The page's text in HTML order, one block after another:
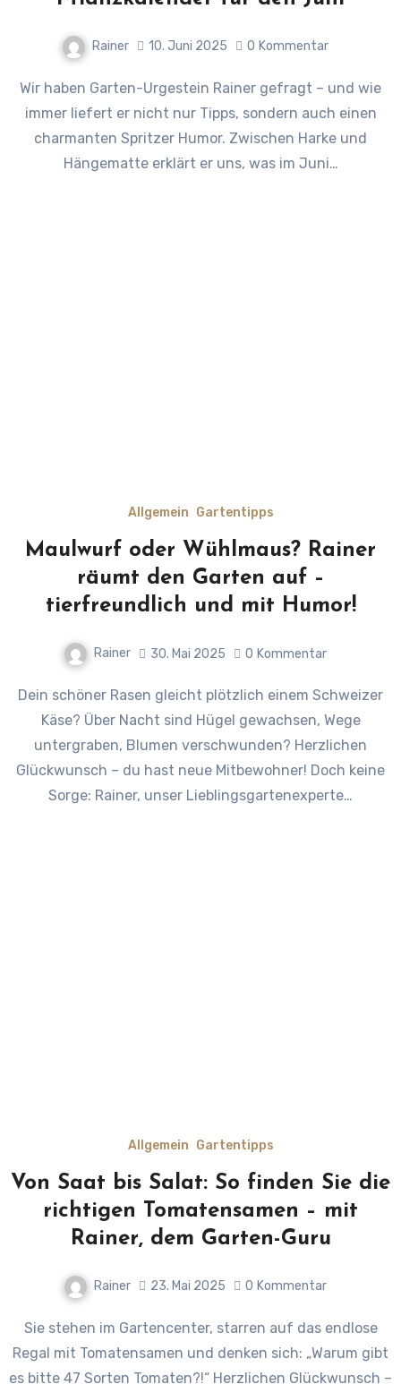
Rainer 10. Juni 2025 0 Kommentar
Wir haben Garten-Urgestein Rainer gefragt – und wie
immer liefert er nicht nur Tipps, sondern auch einen
charmanten Spritzer Humor. Zwischen Harke und
Hängematte erklärt er uns, was im Juni…
Allgemein Gartentipps
Maulwurf oder Wühlmaus? Rainer
räumt den Garten auf –
tierfreundlich und mit Humor!
Rainer 30. Mai 2025 0 Kommentar
Dein schöner Rasen gleicht plötzlich einem Schweizer
Käse? Über Nacht sind Hügel gewachsen, Wege
untergraben, Blumen verschwunden? Herzlichen
Glückwunsch – du hast neue Mitbewohner! Doch keine
Sorge: Rainer, unser Lieblingsgartenexperte…
Allgemein Gartentipps
Von Saat bis Salat: So finden Sie die
richtigen Tomatensamen – mit
Rainer, dem Garten-Guru
Rainer 23. Mai 2025 0 Kommentar
Sie stehen im Gartencenter, starren auf das endlose
Regal mit Tomatensamen und denken sich: „Warum gibt
es bitte 47 Sorten Tomaten?!“ Herzlichen Glückwunsch –